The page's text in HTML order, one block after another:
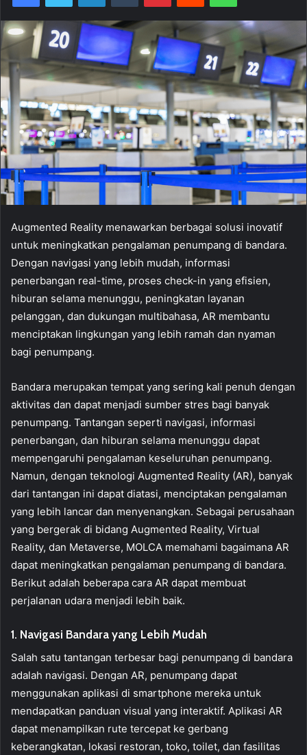
Augmented Reality menawarkan berbagai solusi inovatif
untuk meningkatkan pengalaman penumpang di bandara.
Dengan navigasi yang lebih mudah, informasi
penerbangan real-time, proses check-in yang efisien,
hiburan selama menunggu, peningkatan layanan
pelanggan, dan dukungan multibahasa, AR membantu
menciptakan lingkungan yang lebih ramah dan nyaman
bagi penumpang.
Bandara merupakan tempat yang sering kali penuh dengan
aktivitas dan dapat menjadi sumber stres bagi banyak
penumpang. Tantangan seperti navigasi, informasi
penerbangan, dan hiburan selama menunggu dapat
mempengaruhi pengalaman keseluruhan penumpang.
Namun, dengan teknologi Augmented Reality (AR), banyak
dari tantangan ini dapat diatasi, menciptakan pengalaman
yang lebih lancar dan menyenangkan. Sebagai perusahaan
yang bergerak di bidang Augmented Reality, Virtual
Reality, dan Metaverse, MOLCA memahami bagaimana AR
dapat meningkatkan pengalaman penumpang di bandara.
Berikut adalah beberapa cara AR dapat membuat
perjalanan udara menjadi lebih baik.
1. Navigasi Bandara yang Lebih Mudah
Salah satu tantangan terbesar bagi penumpang di bandara
adalah navigasi. Dengan AR, penumpang dapat
menggunakan aplikasi di smartphone mereka untuk
mendapatkan panduan visual yang interaktif. Aplikasi AR
dapat menampilkan rute tercepat ke gerbang
keberangkatan, lokasi restoran, toko, toilet, dan fasilitas